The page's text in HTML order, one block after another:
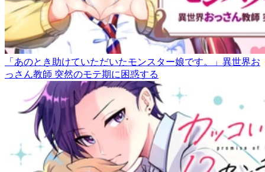
「あのとき助けていただいたモンスター娘です。」異世界お
っさん教師 突然のモテ期に困惑する